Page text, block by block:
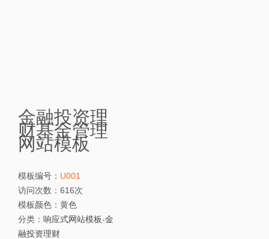
金融投资理
财基金管理
网站模板
模板编号： U001
访问次数： 616次
模板颜色： 黄色
分类： 响应式网站模板-金
融投资理财